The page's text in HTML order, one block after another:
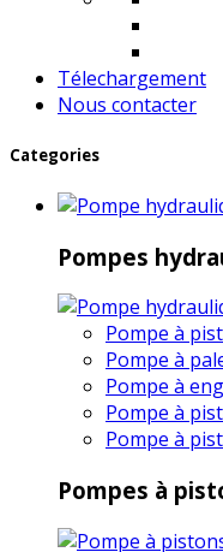
Télechargement
Nous contacter
Categories
Pompes
Pompe à
Pompe à
Pompe à
Pompe à
Pompe à
Pompes à